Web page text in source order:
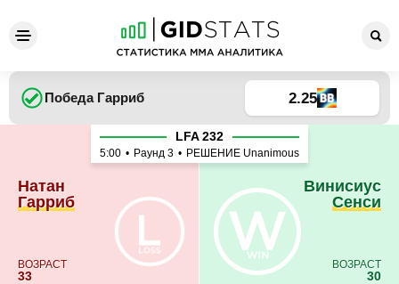
Натан Гарриб - Винисиус
Победа Гарриб 2.25
Натан
Гарриб
ВОЗРАСТ
33
LFA 232
5:00 • Раунд 3 • РЕШЕНИЕ Unanimous
Винисиус
Сенси
ВОЗРАСТ
30